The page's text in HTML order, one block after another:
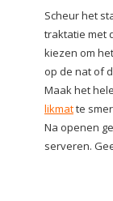
Scheur het
traktatie met
kiezen om
op de nat of
Maak het
likmatte
Na openen
serveren.